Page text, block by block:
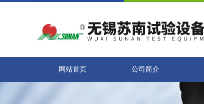
网站首页 公司简介